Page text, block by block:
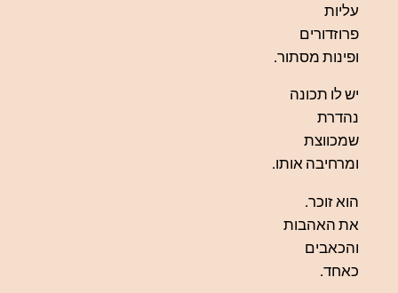
עליות
פרוזדורים
ופינות מסתור.
יש לו תכונה
נהדרת
שמכווצת
ומרחיבה אותו.
הוא זוכר.
את האהבות
והכאבים
כאחד.